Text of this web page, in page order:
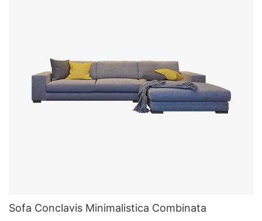
Sofa Conclavis Minimalistica Combinata